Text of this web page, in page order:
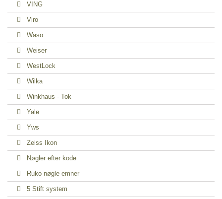
VING
Viro
Waso
Weiser
WestLock
Wilka
Winkhaus - Tok
Yale
Yws
Zeiss Ikon
Nøgler efter kode
Ruko nøgle emner
5 Stift system